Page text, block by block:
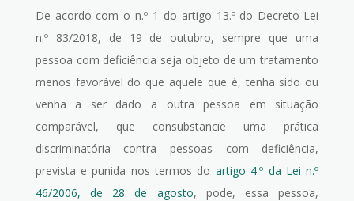
De acordo com o n.º 1 do artigo 13.º do Decreto-Lei
n.º 83/2018, de 19 de outubro, sempre que uma
pessoa com deficiência seja objeto de um tratamento
menos favorável do que aquele que é, tenha sido ou
venha a ser dado a outra pessoa em situação
comparável, que consubstancie uma prática
discriminatória contra pessoas com deficiência,
prevista e punida nos termos do artigo 4.º da Lei n.º
46/2006, de 28 de agosto, pode, essa pessoa,